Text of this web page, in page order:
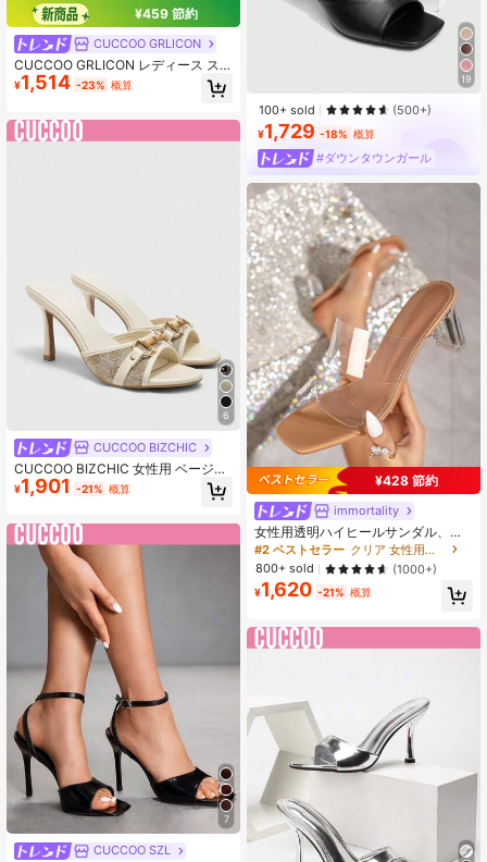
¥459 節約
CUCCOO GRLICON
CUCCOO GRLICON レディース ス
パイクバックル ハイヒール
¥1,514 -23% 概算
6
CUCCOO BIZCHIC
CUCCOO BIZCHIC 女性用 ベージュ
PUレザー ゴールドバックルデコ レ
トロファッション 8.8cm ハイヒール
¥1,901 -21% 概算
7
CUCCOO SZL
19
100+ sold (500+)
¥1,729 -18% 概算
#ダウンタウンガール
¥428 節約
immortality
女性用透明ハイヒールサンダル、厚
底ヒール透明シューズ、ファッショ
ン 多用途 通勤 パーティー着用、快
適でセクシーでエレガントなクリス
タルサンダル
#2 ベストセラー
クリア 女性用サンダル
800+ sold
(1000+)
¥1,620 -21% 概算